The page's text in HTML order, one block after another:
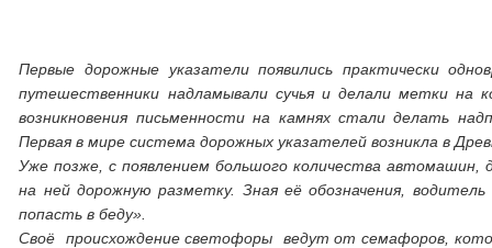
Первые дорожные указатели появились практически
путешественники надламывали сучья и делали метки на
возникновения письменности на камнях стали делать
Первая в мире система дорожных указателей возникла в
Уже позже, с появлением большого количества автомашин,
на ней дорожную разметку. Зная её обозначения,
попасть в беду».
Своё происхождение светофоры ведут от семафоров,